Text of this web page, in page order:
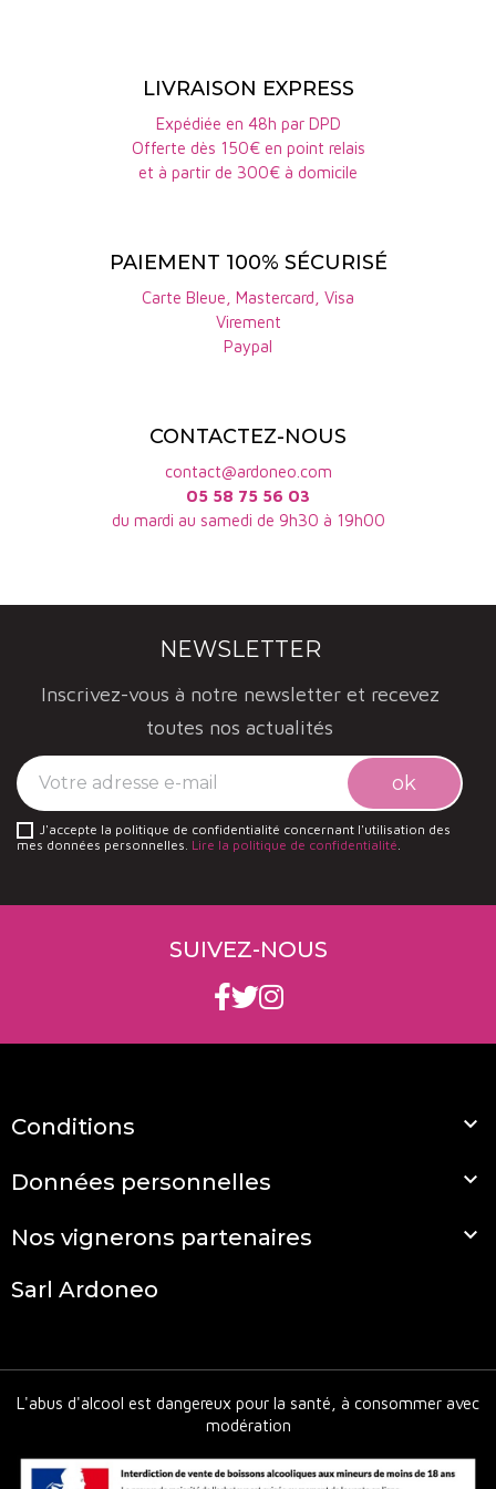
LIVRAISON EXPRESS
Expédiée en 48h par DPD
Offerte dès 150€ en point relais
et à partir de 300€ à domicile
PAIEMENT 100% SÉCURISÉ
Carte Bleue, Mastercard, Visa
Virement
Paypal
CONTACTEZ-NOUS
contact@ardoneo.com
05 58 75 56 03
du mardi au samedi de 9h30 à 19h00
NEWSLETTER
Inscrivez-vous à notre newsletter et recevez
toutes nos actualités
J'accepte la politique de confidentialité concernant l'utilisation des
mes données personnelles. Lire la politique de confidentialité.
SUIVEZ-NOUS
Conditions 
Données personnelles 
Nos vignerons partenaires 
Sarl Ardoneo
L'abus d'alcool est dangereux pour la santé, à consommer avec
modération